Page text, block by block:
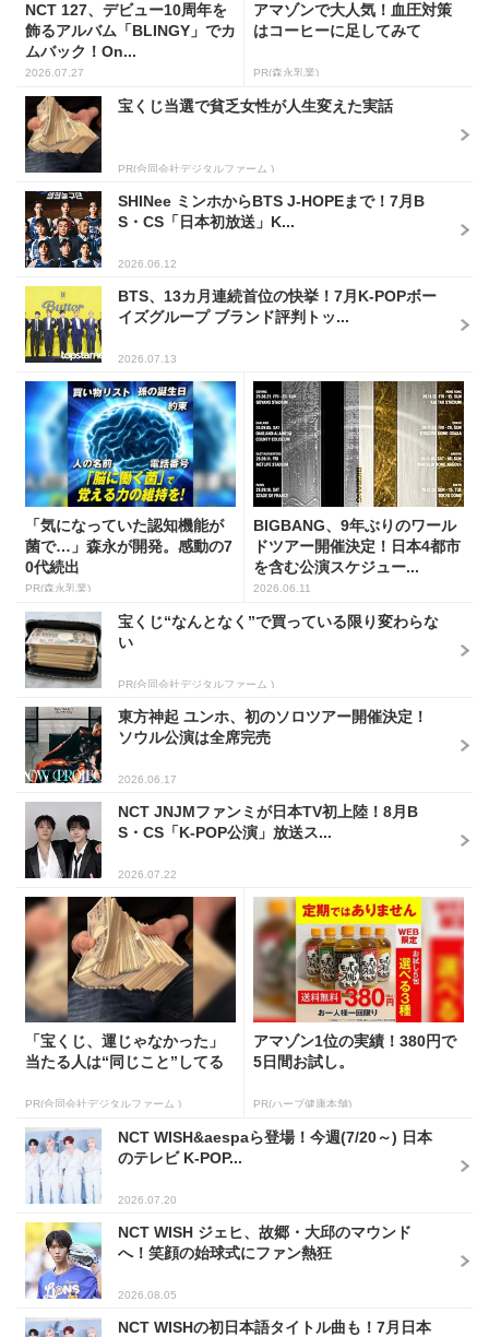
NCT 127、デビュー10周年を
飾るアルバム「BLINGY」でカ
ムバック！On...
2026.07.27
アマゾンで大人気！血圧対策
はコーヒーに足してみて
PR(森永乳業)
宝くじ当選で貧乏女性が人生変えた実話
PR(合同会社デジタルファーム )
SHINee ミンホからBTS J-HOPEまで！7月B
S・CS「日本初放送」K...
2026.06.12
BTS、13カ月連続首位の快挙！7月K-POPボー
イズグループ ブランド評判トッ...
2026.07.13
「気になっていた認知機能が
菌で…」森永が開発。感動の7
0代続出
PR(森永乳業)
BIGBANG、9年ぶりのワール
ドツアー開催決定！日本4都市
を含む公演スケジュー...
2026.06.11
宝くじ“なんとなく”で買っている限り変わらな
い
PR(合同会社デジタルファーム )
東方神起 ユンホ、初のソロツアー開催決定！
ソウル公演は全席完売
2026.06.17
NCT JNJMファンミが日本TV初上陸！8月B
S・CS「K-POP公演」放送ス...
2026.07.22
「宝くじ、運じゃなかった」
当たる人は“同じこと”してる
PR(合同会社デジタルファーム )
アマゾン1位の実績！380円で
5日間お試し。
PR(ハーブ健康本舗)
NCT WISH&aespaら登場！今週(7/20～) 日本
のテレビ K-POP...
2026.07.20
NCT WISH ジェヒ、故郷・大邱のマウンド
へ！笑顔の始球式にファン熱狂
2026.08.05
NCT WISHの初日本語タイトル曲も！7月日本